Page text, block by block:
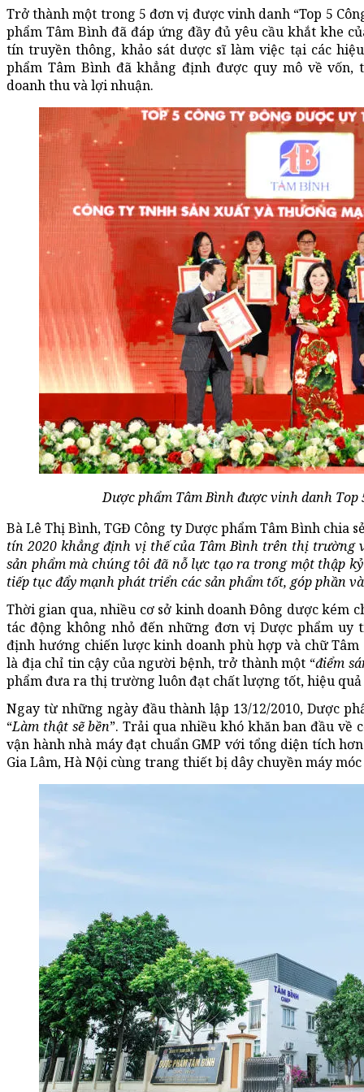
Trở thành một trong 5 đơn vị được vinh danh “Top 5
phẩm Tâm Bình đã đáp ứng đầy đủ yêu cầu khắt khe
tín truyền thông, khảo sát dược sĩ làm việc tại các
phẩm Tâm Bình đã khẳng định được quy mô về
doanh thu và lợi nhuận.
Dược phẩm Tâm Bình được vinh danh
Bà Lê Thị Bình, TGĐ Công ty Dược phẩm Tâm Bình chia
tín 2020 khẳng định vị thế của Tâm Bình trên thị trường
sản phẩm mà chúng tôi đã nỗ lực tạo ra trong một thập
tiếp tục đẩy mạnh phát triển các sản phẩm tốt, góp phần
Thời gian qua, nhiều cơ sở kinh doanh Đông dược kém
tác động không nhỏ đến những đơn vị Dược phẩm
định hướng chiến lược kinh doanh phù hợp và chữ
là địa chỉ tin cậy của người bệnh, trở thành một “điểm
phẩm đưa ra thị trường luôn đạt chất lượng tốt, hiệu quả
Ngay từ những ngày đầu thành lập 13/12/2010, Dược
“Làm thật sẽ bền”. Trải qua nhiều khó khăn ban đầu về
vận hành nhà máy đạt chuẩn GMP với tổng diện tích
Gia Lâm, Hà Nội cùng trang thiết bị dây chuyền máy